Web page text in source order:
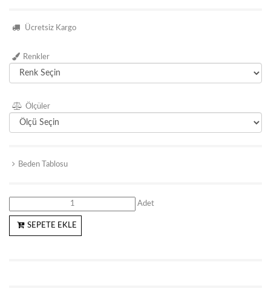
Ücretsiz Kargo
Renkler
Ölçüler
Beden Tablosu
Adet
SEPETE EKLE